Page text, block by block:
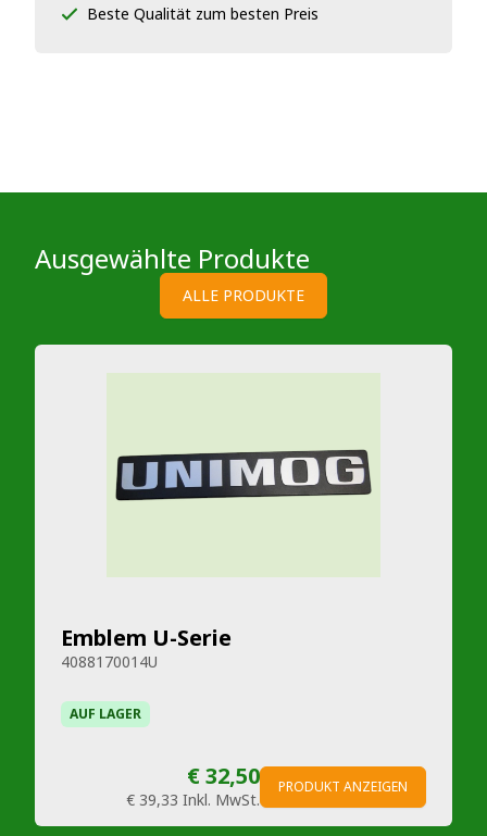
Beste Qualität zum besten Preis
Ausgewählte Produkte
ALLE PRODUKTE
Emblem U-Serie
4088170014U
AUF LAGER
€ 32,50
€ 39,33 Inkl. MwSt.
PRODUKT ANZEIGEN